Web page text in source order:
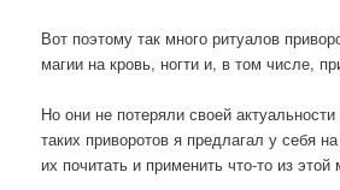
Вот поэтому так много ритуалов
магии на кровь, ногти и, в том числе,
Но они не потеряли своей
таких приворотов я предлагал у себя
их почитать и применить что-то из этой